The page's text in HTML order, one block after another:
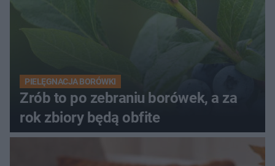
PIELĘGNACJA BORÓWKI
Zrób to po zebraniu borówek, a za
rok zbiory będą obfite